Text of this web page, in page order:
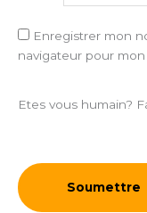
Enregistrer mon
navigateur pour
Etes vous humain?